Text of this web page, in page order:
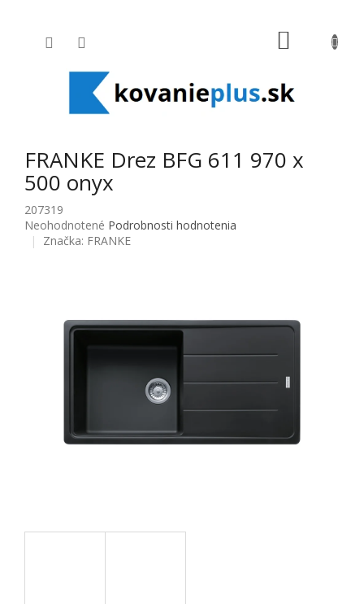
FRANKE Drez BFG 611 970 x
500 onyx
207319
Priemerné hodnotenie produktu je 0,0 z 5 hviezdičiek.
Neohodnotené Podrobnosti hodnotenia
Značka: FRANKE